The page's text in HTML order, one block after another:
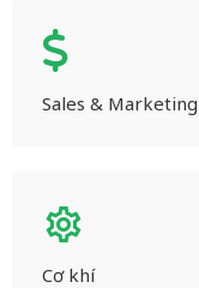
Sales & Marketing
Cơ khí